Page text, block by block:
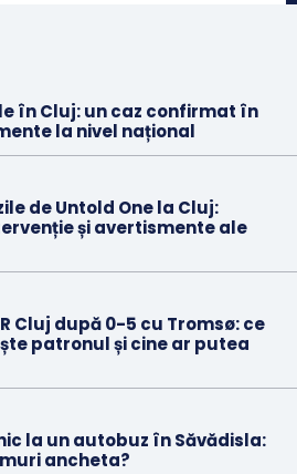
în Cluj: un caz confirmat în
la nivel național
de Untold One la Cluj:
și avertismente ale
Cluj după 0-5 cu Tromsø: ce
patronul și cine ar putea
la un autobuz în Săvădisla:
ancheta?